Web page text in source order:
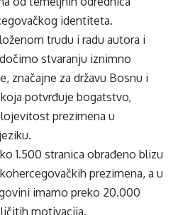
identiteta.
trudu i radu autora i
stvaranju iznimno
značajne za državu Bosnu i
potvrđuje bogatstvo,
prezimena u
1.500 stranica obrađeno blizu
prezimena, a u
imamo preko 20.000
motivacija.